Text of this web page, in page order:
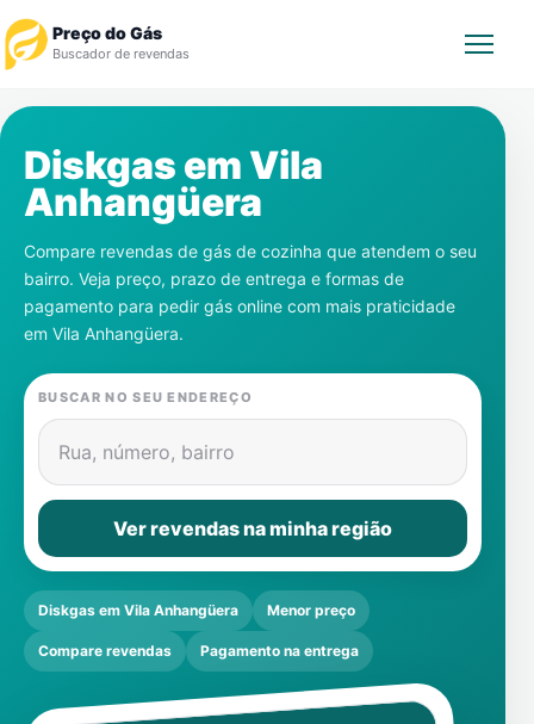
Preço do Gás
Buscador de revendas
Revendedor
Notícias
Cadastre-se
Gás
Contatos
Diskgas em Vila
Anhangüera
Compare revendas de gás de cozinha que atendem o seu
bairro. Veja preço, prazo de entrega e formas de
pagamento para pedir gás online com mais praticidade
em Vila Anhangüera.
BUSCAR NO SEU ENDEREÇO
Rua, número, bairro
Ver revendas na minha região
Diskgas em Vila Anhangüera Menor preço
Compare revendas Pagamento na entrega